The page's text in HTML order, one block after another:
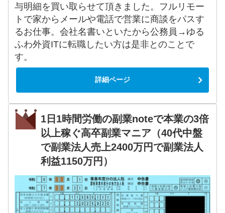
与明細を買い取らせて頂きました。フルリモー
トで家からメールや電話で営業に商談をパスす
るお仕事。会社名書いといたから公務員→ゆる
ふわ外資ITに転職したい方は是非とのことで
す。
詳細ページ
1日1時間労働の副業noteで本業の3倍
以上稼ぐ高卒副業マニア（40代中盤
で副業法人売上2400万円で副業法人
利益1150万円）